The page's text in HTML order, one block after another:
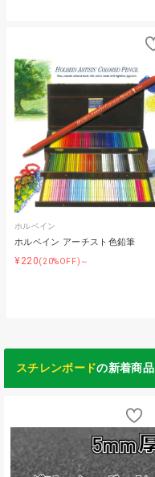
ホルベイン
ホルベイン アーチスト色鉛筆
¥220(20%OFF)～
スチレンボードの新着商品